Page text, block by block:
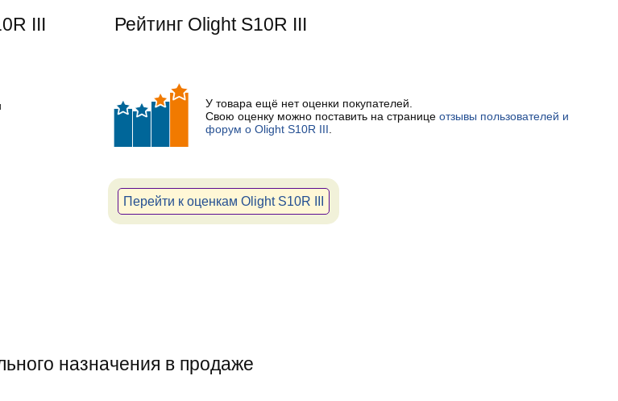
III Рейтинг Olight S10R III
У товара ещё нет оценки покупателей.
Свою оценку можно поставить на странице отзывы пользователей и
форум о Olight S10R III
Перейти к оценкам Olight S10R III
назначения в продаже